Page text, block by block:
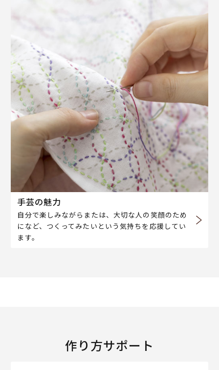
手芸の魅力
自分で楽しみながらまたは、大切な人の笑顔のため
になど、つくってみたいという気持ちを応援してい
ます。
作り方サポート